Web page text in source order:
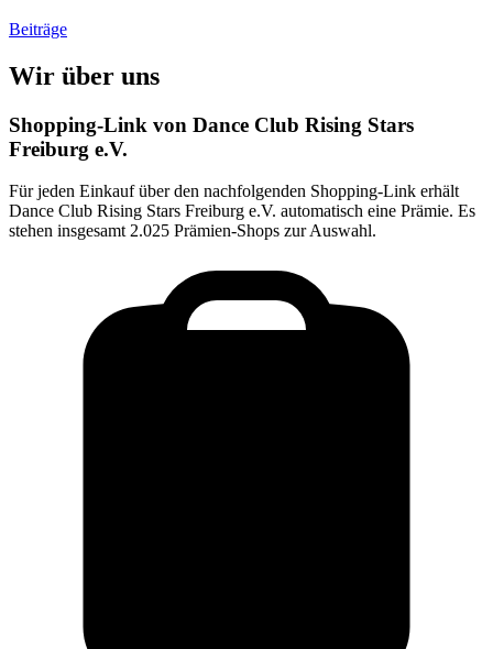
Beiträge
Wir über uns
Shopping-Link von Dance Club Rising Stars
Freiburg e.V.
Für jeden Einkauf über den nachfolgenden Shopping-Link erhält
Dance Club Rising Stars Freiburg e.V. automatisch eine Prämie. Es
stehen insgesamt 2.025 Prämien-Shops zur Auswahl.